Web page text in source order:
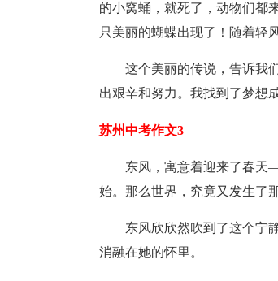
的小窝蛹，就死了，动物们都
只美丽的蝴蝶出现了！随着轻
这个美丽的传说，告诉我
出艰辛和努力。我找到了梦想
苏州中考作文3
东风，寓意着迎来了春天
始。那么世界，究竟又发生了
东风欣欣然吹到了这个宁
消融在她的怀里。